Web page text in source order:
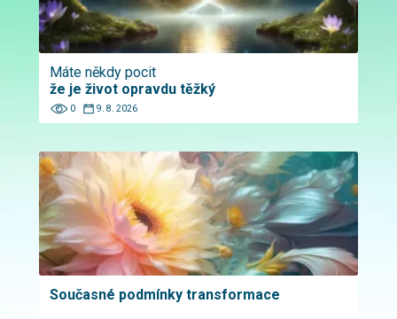
Máte někdy pocit
že je život opravdu těžký
0 9. 8. 2026
Současné podmínky transformace